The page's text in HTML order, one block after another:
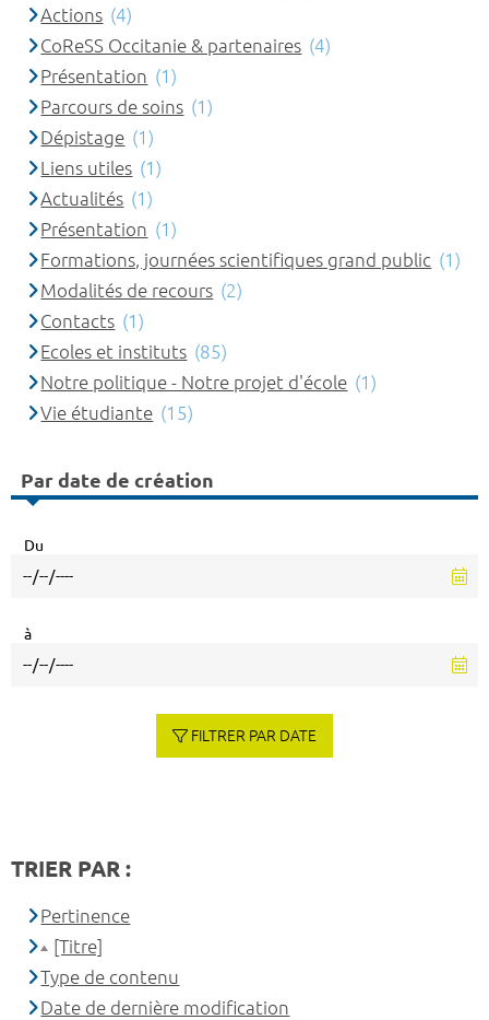
Actions (4)
CoReSS Occitanie & partenaires (4)
Présentation (1)
Parcours de soins (1)
Dépistage (1)
Liens utiles (1)
Actualités (1)
Présentation (1)
Formations, journées scientifiques grand public (1)
Modalités de recours (2)
Contacts (1)
Ecoles et instituts (85)
Notre politique - Notre projet d'école (1)
Vie étudiante (15)
Par date de création
Du
à
FILTRER PAR DATE
TRIER PAR :
Pertinence
[Titre]
Type de contenu
Date de dernière modification